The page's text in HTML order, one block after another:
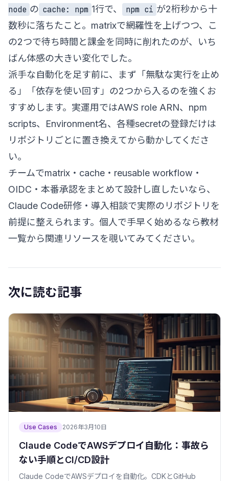
node の cache: npm 1行で、 npm ci が2桁秒から十
数秒に落ちたこと。matrixで網羅性を上げつつ、こ
の2つで待ち時間と課金を同時に削れたのが、いち
ばん体感の大きい変化でした。
派手な自動化を足す前に、まず「無駄な実行を止め
る」「依存を使い回す」の2つから入るのを強くお
すすめします。実運用ではAWS role ARN、npm
scripts、Environment名、各種secretの登録だけは
リポジトリごとに置き換えてから動かしてくださ
い。
チームでmatrix・cache・reusable workflow・
OIDC・本番承認をまとめて設計し直したいなら、
Claude Code研修・導入相談で実際のリポジトリを
前提に整えられます。個人で手早く始めるなら教材
一覧から関連リソースを覗いてみてください。
次に読む記事
Use Cases 2026年3月10日
Claude CodeでAWSデプロイ自動化：事故ら
ない手順とCI/CD設計
Claude CodeでAWSデプロイを自動化。CDKとGitHub